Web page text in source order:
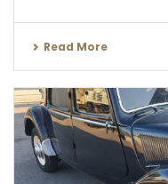
Read More